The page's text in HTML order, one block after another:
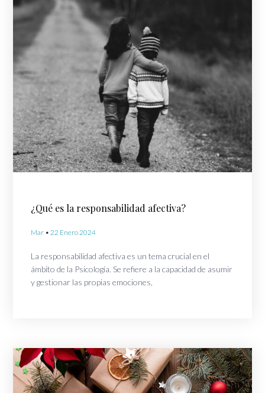
¿Qué es la responsabilidad afectiva?
Mar 22 Enero 2024
La responsabilidad afectiva es un tema crucial en el
ámbito de la Psicología. Se refiere a la capacidad de asumir
y gestionar las propias emociones,